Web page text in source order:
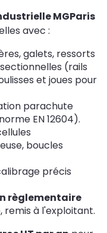
MGParis
avec :
galets, ressorts
(rails
et joues pour
parachute
EN 12604).
boucles
précis
règlementaire
remis à l'exploitant.